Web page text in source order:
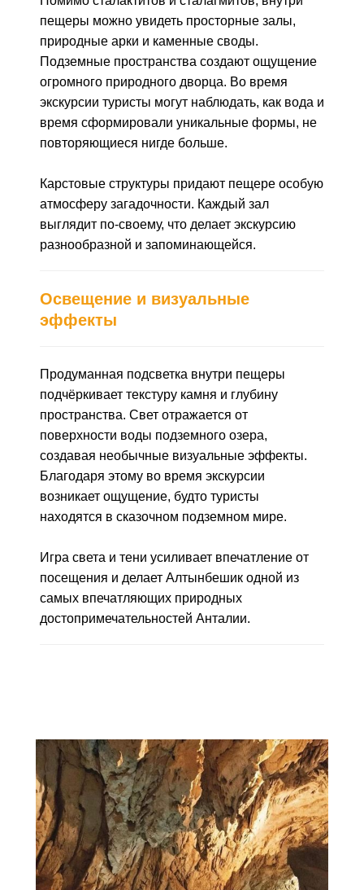
пещеры можно увидеть просторные залы,
природные арки и каменные своды.
Подземные пространства создают ощущение
огромного природного дворца. Во время
экскурсии туристы могут наблюдать, как вода и
время сформировали уникальные формы, не
повторяющиеся нигде больше.
Карстовые структуры придают пещере особую
атмосферу загадочности. Каждый зал
выглядит по-своему, что делает экскурсию
разнообразной и запоминающейся.
Освещение и визуальные
эффекты
Продуманная подсветка внутри пещеры
подчёркивает текстуру камня и глубину
пространства. Свет отражается от
поверхности воды подземного озера,
создавая необычные визуальные эффекты.
Благодаря этому во время экскурсии
возникает ощущение, будто туристы
находятся в сказочном подземном мире.
Игра света и тени усиливает впечатление от
посещения и делает Алтынбешик одной из
самых впечатляющих природных
достопримечательностей Анталии.